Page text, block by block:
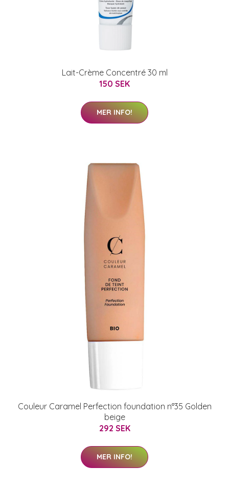
Lait-Crème Concentré 30 ml
150 SEK
MER INFO!
Couleur Caramel Perfection foundation n°35 Golden
beige
292 SEK
MER INFO!